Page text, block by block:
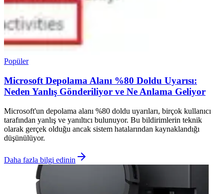
Popüler
Microsoft Depolama Alanı %80 Doldu Uyarısı:
Neden Yanlış Gönderiliyor ve Ne Anlama Geliyor
Microsoft'un depolama alanı %80 doldu uyarıları, birçok kullanıcı
tarafından yanlış ve yanıltıcı bulunuyor. Bu bildirimlerin teknik
olarak gerçek olduğu ancak sistem hatalarından kaynaklandığı
düşünülüyor.
Daha fazla bilgi edinin